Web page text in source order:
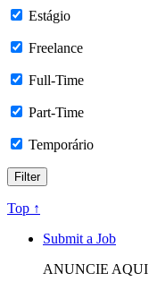
Estágio
Freelance
Full-Time
Part-Time
Temporário
Top ↑
Submit a Job
ANUNCIE AQUI